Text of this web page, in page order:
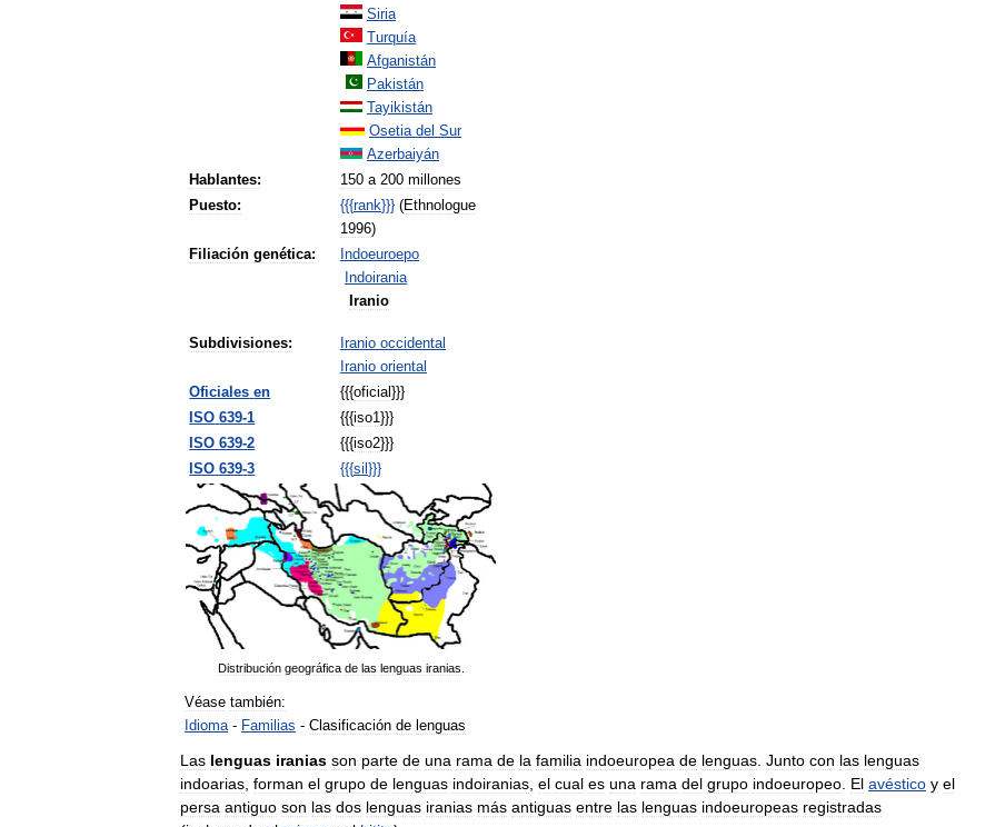
Siria
Turquía
Afganistán
Pakistán
Tayikistán
Osetia del Sur
Azerbaiyán
Hablantes:
150 a 200 millones
Puesto:
{{{rank}}} (Ethnologue
1996)
Filiación genética:
Indoeuroepo
Indoirania
Iranio
Subdivisiones: Iranio occidental
Iranio oriental
Oficiales en {{{oficial }}}
ISO 639-1 {{{iso1}}}
ISO 639-2 {{{iso2}}}
ISO 639-3 {{{sil }}}
Distribución geográfica de las lenguas iranias
Véase también:
Idioma- Familias - Clasificación de lenguas
Las lenguas iranias son parte de una rama de la familia indoeuropea de lenguas Junto con las lenguas
indoarias forman el grupo de lenguas indoiranias el cual es una rama del grupo indoeuropeo El avéstico y el
persa antiguo son las dos lenguas iranias más antiguas entre las lenguas indoeuropeas registradas